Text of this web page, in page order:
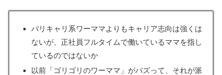
バリキャリ系ワーママよりもキャリア志向は強くは
ないが、正社員フルタイムで働いているママを指し
ているのではないか
以前「ゴリゴリのワーママ」がバズって、それが派